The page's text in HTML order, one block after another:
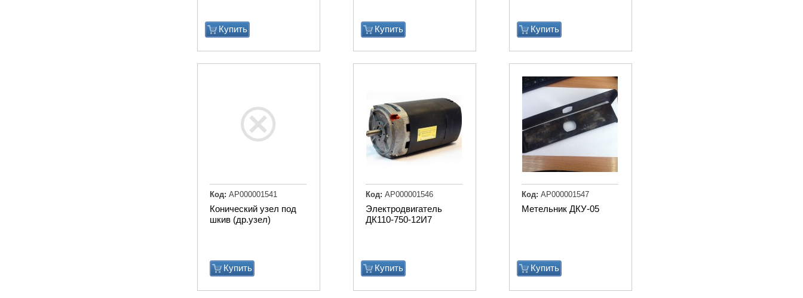
Купить Купить Купить
Конический узел под
шкив (др.узел)
Купить
Код: АР000001541
Электродвигатель
ДК110-750-12И7
Купить
Код: АР000001546
Метельник ДКУ-05
Купить
Код: АР000001547